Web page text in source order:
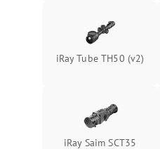
Поломка системы защиты
от перенапряжения
iRay Tube TH50 (v2)
iRay Saim SCT35